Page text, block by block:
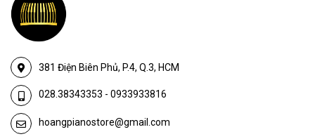
381 Điện Biên Phủ, P.4, Q.3, HCM
028.38343353 - 0933933816
hoangpianostore@gmail.com